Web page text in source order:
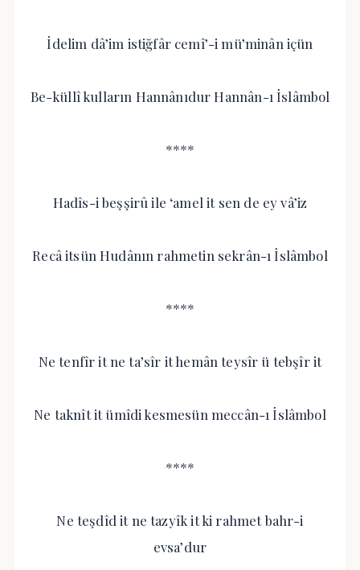
İdelim dâ’im istiğfâr cemî’-i mü’minân içün
Be-küllî kulların Hannânıdur Hannân-ı İslâmbol
****
Hadîs-i beşşirû ile ‘amel it sen de ey vâ’iz
Recâ itsün Hudânın rahmetin sekrân-ı İslâmbol
****
Ne tenfîr it ne ta’sîr it hemân teysîr ü tebşîr it
Ne taknît it ümîdi kesmesün meccân-ı İslâmbol
****
Ne teşdîd it ne tazyîk it ki rahmet bahr-i
evsa’dur